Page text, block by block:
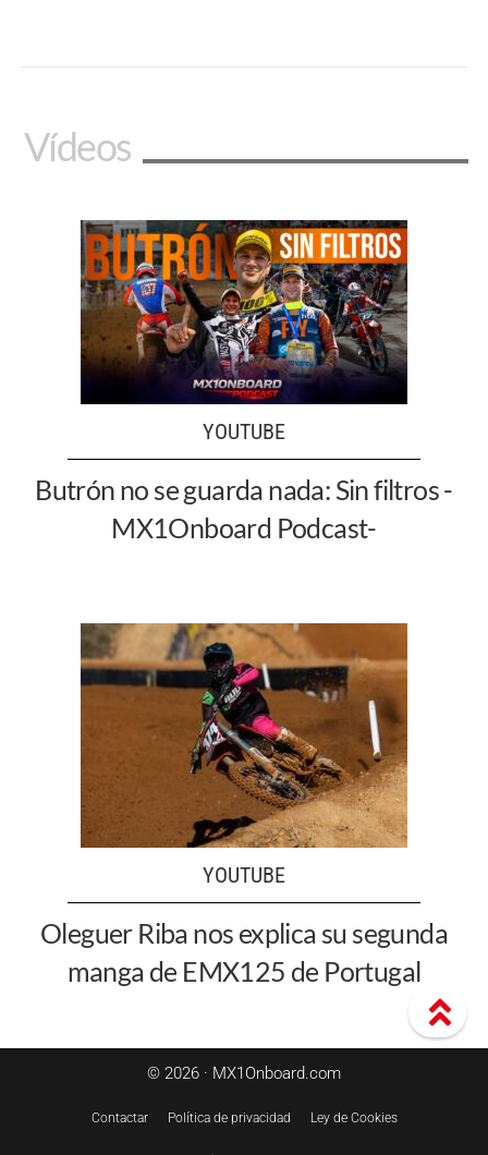
Vídeos
YOUTUBE
Butrón no se guarda nada: Sin filtros -
MX1Onboard Podcast-
YOUTUBE
Oleguer Riba nos explica su segunda
manga de EMX125 de Portugal
© 2026 · MX1Onboard.com
Contactar Política de privacidad Ley de Cookies